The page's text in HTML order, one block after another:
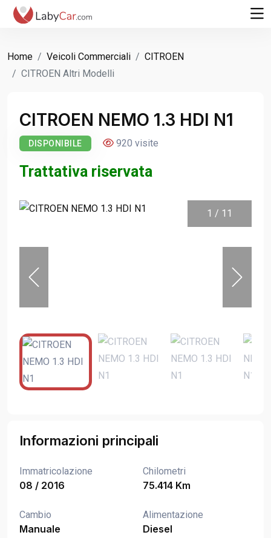
Home Veicoli Commerciali
CITROEN
CITROEN Altri Modelli
CITROEN NEMO 1.3 HDI N1
DISPONIBILE 920 visite
Trattativa riservata
1 / 11
Informazioni principali
Immatricolazione
08 / 2016
Chilometri
75.414 Km
Cambio
Manuale
Alimentazione
Diesel